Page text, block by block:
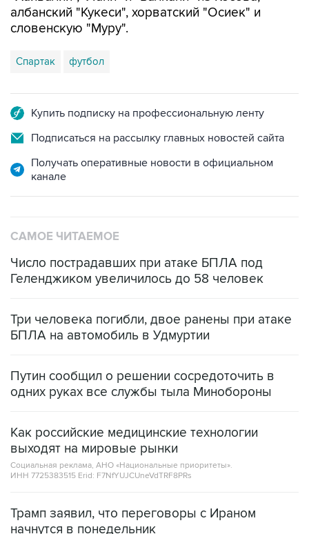
албанский "Кукеси", хорватский "Осиек" и
словенскую "Муру".
Спартак футбол
Купить подписку на профессиональную ленту
Подписаться на рассылку главных новостей сайта
Получать оперативные новости в официальном
канале
САМОЕ ЧИТАЕМОЕ
Число пострадавших при атаке БПЛА под
Геленджиком увеличилось до 58 человек
Три человека погибли, двое ранены при атаке
БПЛА на автомобиль в Удмуртии
Путин сообщил о решении сосредоточить в
одних руках все службы тыла Минобороны
Как российские медицинские технологии
выходят на мировые рынки
Социальная реклама, АНО «Национальные приоритеты».
ИНН 7725383515 Erid: F7NfYUJCUneVdTRF8PRs
Трамп заявил, что переговоры с Ираном
начнутся в понедельник